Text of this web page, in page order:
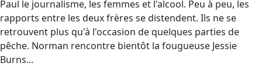
Paul le journalisme, les femmes et l'alcool. Peu à peu, les
rapports entre les deux frères se distendent. Ils ne se
retrouvent plus qu'à l'occasion de quelques parties de
pêche. Norman rencontre bientôt la fougueuse Jessie
Burns...